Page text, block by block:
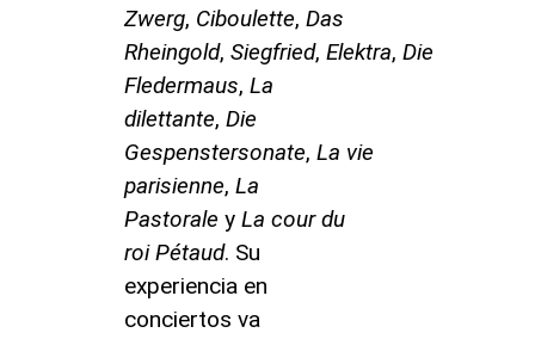
Zwerg, Ciboulette, Das
Rheingold, Siegfried, Elektra, Die
Fledermaus, La
dilettante, Die
Gespenstersonate, La vie
parisienne, La
Pastorale y La cour du
roi Pétaud. Su
experiencia en
conciertos va